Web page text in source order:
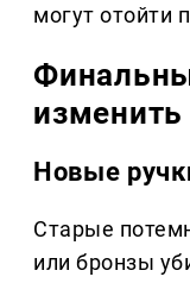
могут отойти
изменить
Новые
Старые
или бронзы